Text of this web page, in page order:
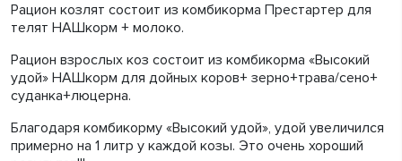
Рацион козлят состоит из комбикорма Престартер для
телят НАШкорм + молоко.
Рацион взрослых коз состоит из комбикорма «Высокий
удой» НАШкорм для дойных коров+ зерно+трава/сено+
суданка+люцерна.
Благодаря комбикорму «Высокий удой», удой увеличился
примерно на 1 литр у каждой козы. Это очень хороший